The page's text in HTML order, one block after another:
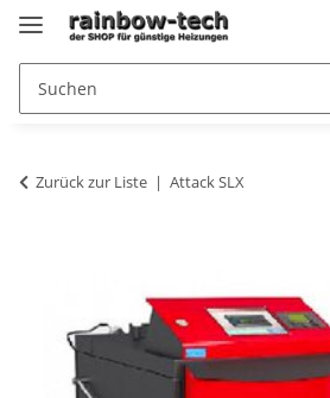
Zurück zur Liste Attack SLX